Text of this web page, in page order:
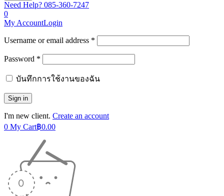
Need Help? 085-360-7247
0
My AccountLogin
Username or email address *
Password *
บันทึกการใช้งานของฉัน
I'm new client. Create an account
0 My Cart฿0.00